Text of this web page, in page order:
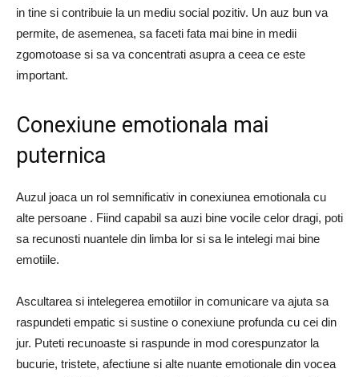
in tine si contribuie la un mediu social pozitiv. Un auz bun va
permite, de asemenea, sa faceti fata mai bine in medii
zgomotoase si sa va concentrati asupra a ceea ce este
important.
Conexiune emotionala mai
puternica
Auzul joaca un rol semnificativ in conexiunea emotionala cu
alte persoane . Fiind capabil sa auzi bine vocile celor dragi, poti
sa recunosti nuantele din limba lor si sa le intelegi mai bine
emotiile.
Ascultarea si intelegerea emotiilor in comunicare va ajuta sa
raspundeti empatic si sustine o conexiune profunda cu cei din
jur. Puteti recunoaste si raspunde in mod corespunzator la
bucurie, tristete, afectiune si alte nuante emotionale din vocea